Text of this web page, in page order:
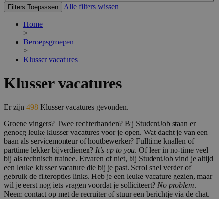
Filters Toepassen Alle filters wissen
Home
>
Beroepsgroepen
>
Klusser vacatures
Klusser vacatures
Er zijn 498 Klusser vacatures gevonden.
Groene vingers? Twee rechterhanden? Bij StudentJob staan er
genoeg leuke klusser vacatures voor je open. Wat dacht je van een
baan als servicemonteur of houtbewerker? Fulltime knallen of
parttime lekker bijverdienen? It’s up to you. Of leer in no-time veel
bij als technisch trainee. Ervaren of niet, bij StudentJob vind je altijd
een leuke klusser vacature die bij je past. Scrol snel verder of
gebruik de filteropties links. Heb je een leuke vacature gezien, maar
wil je eerst nog iets vragen voordat je solliciteert? No problem.
Neem contact op met de recruiter of stuur een berichtje via de chat.